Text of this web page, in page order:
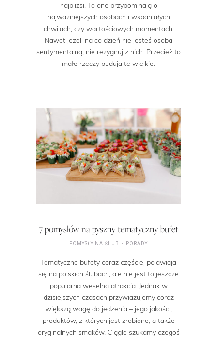
najbliżsi. To one przypominają o
najważniejszych osobach i wspaniałych
chwilach, czy wartościowych momentach.
Nawet jeżeli na co dzień nie jesteś osobą
sentymentalną, nie rezygnuj z nich. Przecież to
małe rzeczy budują te wielkie.
7 pomysłów na pyszny tematyczny bufet
POMYSŁY NA ŚLUB PORADY
Tematyczne bufety coraz częściej pojawiają
się na polskich ślubach, ale nie jest to jeszcze
popularna weselna atrakcja. Jednak w
dzisiejszych czasach przywiązujemy coraz
większą wagę do jedzenia – jego jakości,
produktów, z których jest zrobione, a także
oryginalnych smaków. Ciągle szukamy czegoś